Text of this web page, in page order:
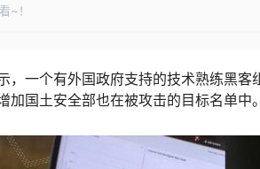
~！
，一个有外国政府支持的技术熟练黑客
国土安全部也在被攻击的目标名单中。